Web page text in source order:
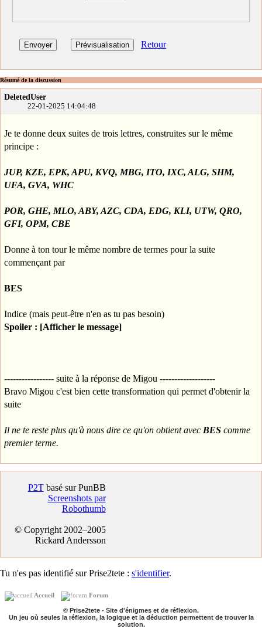
Retour
Résumé de la discussion
DeletedUser
22-01-2025 14:04:48
Je te donne deux suites de trois lettres, construites sur le même
principe :
JUP, KZE, EPK, APU, KVQ, MBG, ITO, IXC, ALG, SHM,
UFA, GVA, WHC
POR, GHE, MLO, ABY, AZC, CDA, EDG, KLI, UTW, QRO,
GFI, OPM, CBE
Donne à ton tour le même nombre de termes pour la suite
commençant par
BES
Indice (mais peut-être n'en as tu pas besoin)
Spoiler : [Afficher le message]
----------------- suite à la réponse de Migou -------------------
Bravo Migou c'est bien cette transformation qui permet d'obtenir la
suite
Il ne te reste plus qu'à nous dire ce qu'on obtient avec BES comme
premier terme.
P2Tbasé sur PunBB
Screenshots par
Robothumb
© Copyright 2002–2005
Rickard Andersson
Tu n'es pas identifié sur Prise2tete : s'identifier.
Accueil Forum
© Prise2tete - Site d'énigmes et de réflexion.
Un jeu où seules la réflexion, la logique et la déduction permettent de trouver la
solution.